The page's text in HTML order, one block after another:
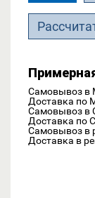
Самовывоз в
Доставка по
Самовывоз в
Доставка по
Самовывоз в
Доставка в